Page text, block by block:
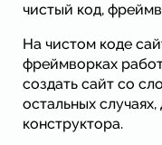
чистый код,
На чистом коде
фреймворках
создать сайт со
остальных
конструктора.